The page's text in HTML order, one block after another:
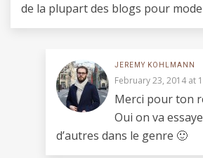
de la plupart des blogs pour
JEREMY KOHLMANN
February 23, 2014 at
Merci pour ton
Oui on va
d’autres dans le genre 🙂